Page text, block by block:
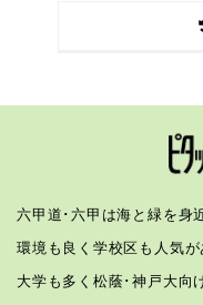
六甲道･六甲は海と緑を身
環境も良く学校区も人気が
大学も多く松蔭･神戸大向